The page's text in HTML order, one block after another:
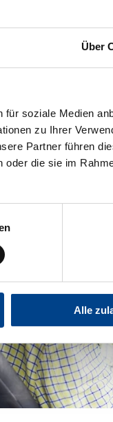
Über
soziale Medien
zu Ihrer
Partner führen
oder die sie im
Alle
in einem